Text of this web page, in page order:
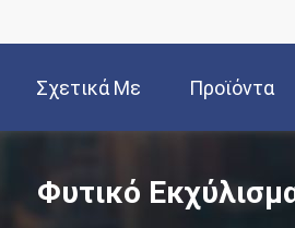
Σχετικά Με
Εμάς
Προϊόντα
Φυτικό